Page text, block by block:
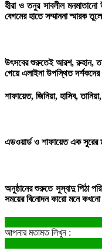
হীরা ও তনুর সাবলীল
বেগমের হাতে সম্মাননা স্মারক
উৎসবের শুরুতেই আরশ, রুহান,
গেয়ে এলাইনা উপস্থিত
শাফায়েত, জিনিয়া, হাসিব,
এডওয়ার্ড ও শাফায়েত এক সুরের
অনুষ্ঠানের শুরুতে সুস্বাদু পিঠা
সম‍য়ের বিনোদন কারো মনে কখনো
আপনার মতামত লিখুন :